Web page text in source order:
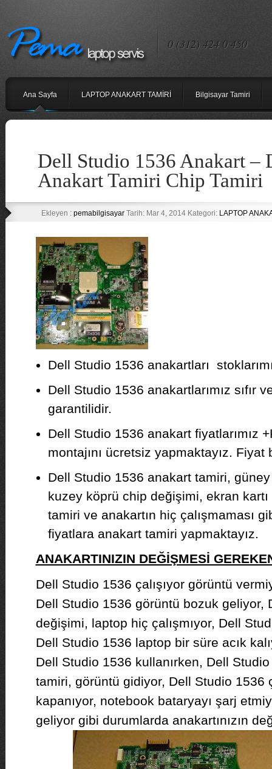
0 (312) 424 0 450
Ana Sayfa LAPTOP ANAKART TAMİRİ Bilgisayar Tamiri
Dell Studio 1536 Anakart –
Anakart Tamiri Chip Tamiri
Ekleyen : pemabilgisayarTarih: Mar 4, 2014 Kategori: LAPTOP
Dell Studio 1536 anakartları
Dell Studio 1536 anakartlarımız sıfır
garantilidir.
Dell Studio 1536 anakart fiyatlarımız
montajını ücretsiz yapmaktayız. Fiyat
Dell Studio 1536 anakart tamiri,
kuzey köprü chip değişimi, ekran
tamiri ve anakartın hiç çalışmaması
fiyatlara anakart tamiri yapmaktayız.
ANAKARTINIZIN DEĞİŞMESİ
Dell Studio 1536 çalışıyor görüntü
Dell Studio 1536 görüntü bozuk geliyor,
değişimi, laptop hiç çalışmıyor, Dell
Dell Studio 1536 laptop bir süre acık
Dell Studio 1536 kullanırken, Dell
tamiri, görüntü gidiyor, Dell Studio 1536
kapanıyor, notebook bataryayı şarj
geliyor gibi durumlarda anakartınızın